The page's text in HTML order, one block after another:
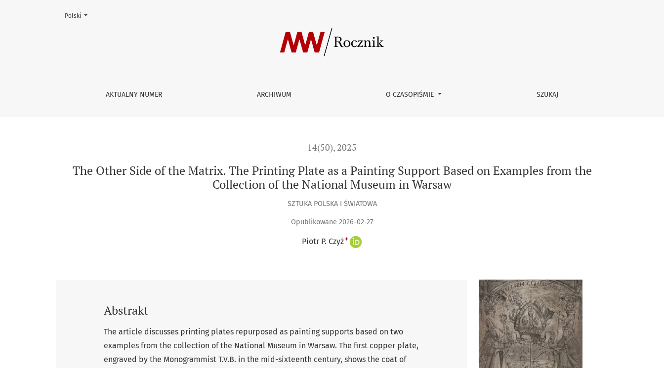
The Other Side of the Matrix. The Printing Plate as a Painting Support Based on Examples from the Collection of the National Museum in Warsaw
AKTUALNY NUMER ARCHIWUM O CZASOPIŚMIE SZUKAJ
Zmień język, obecnie wybrany to:
Polski
14(50), 2025
The Other Side of the Matrix. The Printing Plate as a Painting Support Based on Examples from the
Collection of the National Museum in Warsaw
SZTUKA POLSKA I ŚWIATOWA
Opublikowane 2026-02-27
Piotr P. Czyż+
Abstrakt
The article discusses printing plates repurposed as painting supports based on two
examples from the collection of the National Museum in Warsaw. The first copper plate,
engraved by the Monogrammist T.V.B. in the mid-sixteenth century, shows the coat of